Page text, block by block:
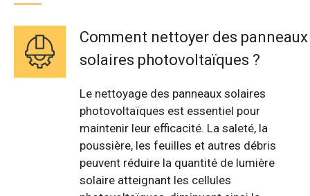
Comment nettoyer des panneaux
solaires photovoltaïques ?
Le nettoyage des panneaux solaires
photovoltaïques est essentiel pour
maintenir leur efficacité. La saleté, la
poussière, les feuilles et autres débris
peuvent réduire la quantité de lumière
solaire atteignant les cellules